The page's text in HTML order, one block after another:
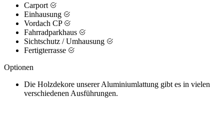
Carport
Einhausung
Vordach CP
Fahrradparkhaus
Sichtschutz / Umhausung
Fertigterrasse
Optionen
Die Holzdekore unserer Aluminiumlattung gibt es in vielen
verschiedenen Ausführungen.